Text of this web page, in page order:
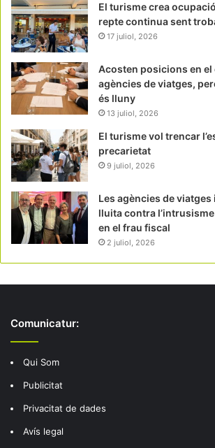
El turisme crea
repte continua sent
17 juliol, 2026
Acosten posicions en el
agències de viatges,
és lluny
13 juliol, 2026
El turisme vol trencar
precarietat
9 juliol, 2026
Les agències de
lluita contra
en el frau fiscal
2 juliol, 2026
Comunicatur:
Qui Som
Publicitat
Privacitat de dades
Avís legal